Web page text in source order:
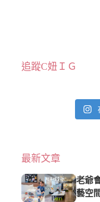
追蹤C妞ＩＧ
最新文章
老爺
藝空